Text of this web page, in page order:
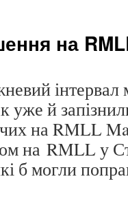
на
інтервал
уже й
на RMLL
на RMLL у
б могли